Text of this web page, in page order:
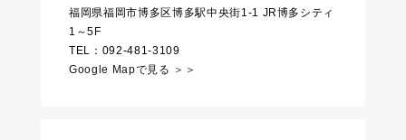
福岡県福岡市博多区博多駅中央街1-1 JR博多シティ
1～5F
TEL：092-481-3109
Google Mapで見る ＞＞